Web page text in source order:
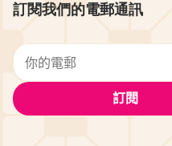
訂閱我們的電郵通訊